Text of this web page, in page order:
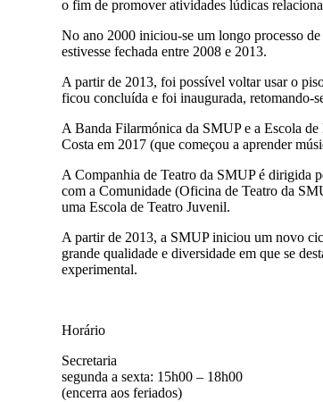
o fim de promover atividades lúdicas
No ano 2000 iniciou-se um longo processo
estivesse fechada entre 2008 e 2013.
A partir de 2013, foi possível voltar usar o
ficou concluída e foi inaugurada, retomando-
A Banda Filarmónica da SMUP e a Escola
Costa em 2017 (que começou a aprender
A Companhia de Teatro da SMUP é dirigida
com a Comunidade (Oficina de Teatro da
uma Escola de Teatro Juvenil.
A partir de 2013, a SMUP iniciou um novo
grande qualidade e diversidade em que se
experimental.
Horário
Secretaria
segunda a sexta: 15h00 – 18h00
(encerra aos feriados)